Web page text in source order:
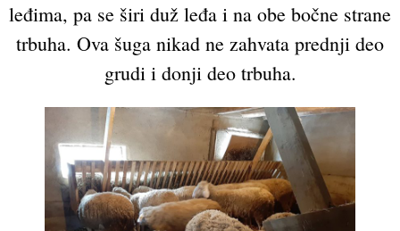
leđima, pa se širi duž leđa i na obe bočne strane
trbuha. Ova šuga nikad ne zahvata prednji deo
grudi i donji deo trbuha.